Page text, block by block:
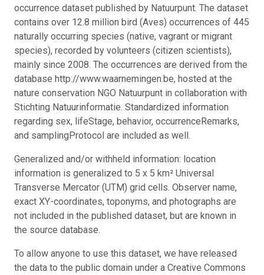
occurrence dataset published by Natuurpunt. The dataset
contains over 12.8 million bird (Aves) occurrences of 445
naturally occurring species (native, vagrant or migrant
species), recorded by volunteers (citizen scientists),
mainly since 2008. The occurrences are derived from the
database http://www.waarnemingen.be, hosted at the
nature conservation NGO Natuurpunt in collaboration with
Stichting Natuurinformatie. Standardized information
regarding sex, lifeStage, behavior, occurrenceRemarks,
and samplingProtocol are included as well.
Generalized and/or withheld information: location
information is generalized to 5 x 5 km² Universal
Transverse Mercator (UTM) grid cells. Observer name,
exact XY-coordinates, toponyms, and photographs are
not included in the published dataset, but are known in
the source database.
To allow anyone to use this dataset, we have released
the data to the public domain under a Creative Commons